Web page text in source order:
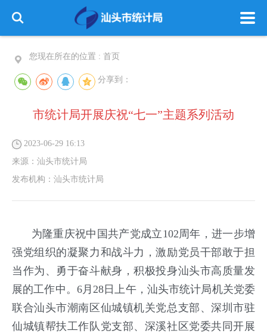
您现在所在的位置 : 首页
分享到：
市统计局开展庆祝“七一”主题系列活动
2023-06-29 16:13
来源： 汕头市统计局
发布机构： 汕头市统计局
为隆重庆祝中国共产党成立102周年，进一步增
强党组织的凝聚力和战斗力，激励党员干部敢于担
当作为、勇于奋斗献身，积极投身汕头市高质量发
展的工作中。6月28日上午，汕头市统计局机关党委
联合汕头市潮南区仙城镇机关党总支部、深圳市驻
仙城镇帮扶工作队党支部、深溪社区党委共同开展